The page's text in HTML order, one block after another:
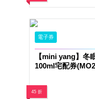
電子券
【mini yang】冬
100ml宅配券
45 折